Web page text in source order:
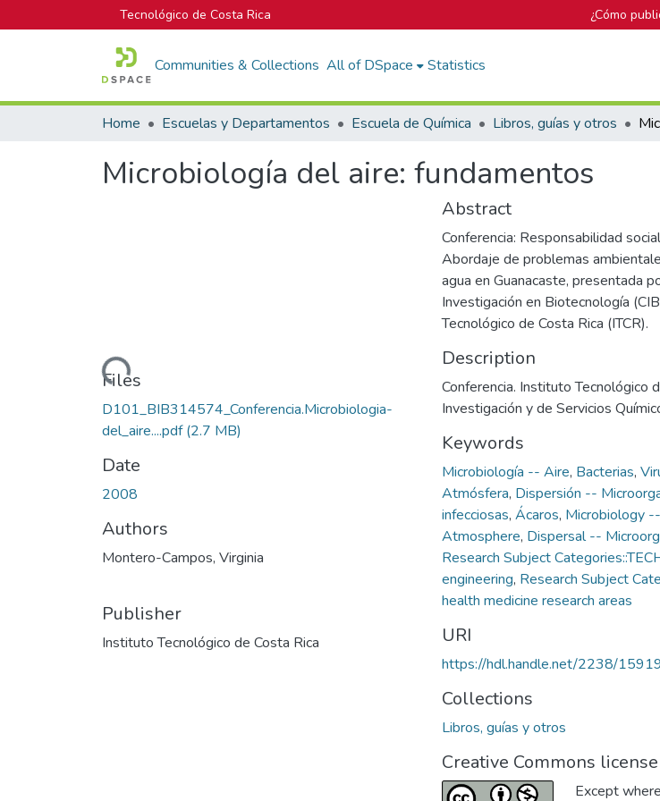
Tecnológico de Costa Rica ¿Cómo
Communities & Collections All of DSpace Statistics
Home Escuelas y Departamentos Escuela de Química Libros, guías y otros
Microbiología del aire: fundamentos
Loading...
Files
D101_BIB314574_Conferencia.Microbiologia-
del_aire....pdf(2.7 MB)
Date
2008
Authors
Montero-Campos, Virginia
Publisher
Instituto Tecnológico de Costa Rica
Abstract
Conferencia: Responsabilidad
Abordaje de problemas
agua en Guanacaste, presentada
Investigación en Biotecnología
Tecnológico de Costa Rica (ITCR).
Description
Conferencia. Instituto Tecnológico
Investigación y de Servicios
Keywords
Microbiología -- Aire, Bacterias,
Atmósfera, Dispersión --
infecciosas, Ácaros, Microbiology
Atmosphere, Dispersal --
Research Subject
engineering, Research Subject
health medicine research areas
URI
https://hdl.handle.net/2238/15919
Collections
Libros, guías y otros
Creative Commons license
Except